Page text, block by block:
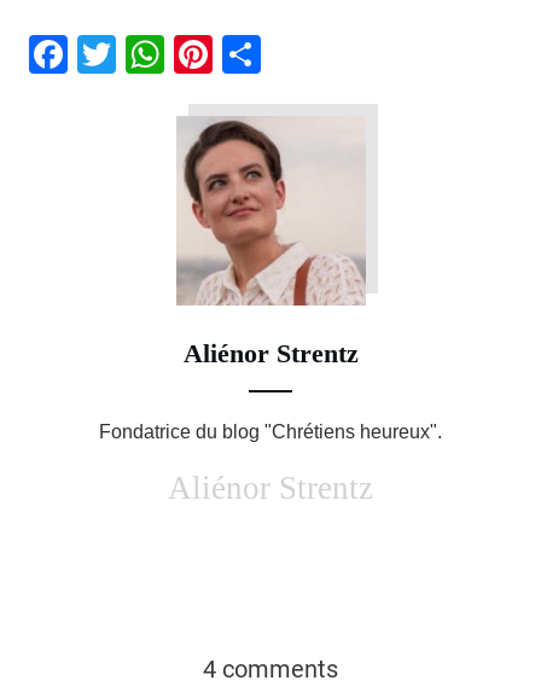
Fa T
W
ha
A
pp
Pi
nt
er
es
t
rt
ag
er
Aliénor Strentz
Fondatrice du blog "Chrétiens heureux".
Aliénor Strentz
4 comments